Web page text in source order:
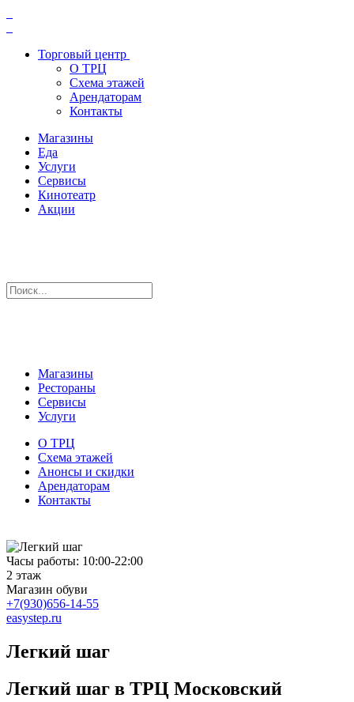
Торговый центр
О ТРЦ
Схема этажей
Арендаторам
Контакты
Магазины
Еда
Услуги
Сервисы
Кинотеатр
Акции
Магазины
Рестораны
Сервисы
Услуги
О ТРЦ
Схема этажей
Анонсы и скидки
Арендаторам
Контакты
Часы работы: 10:00-22:00
2 этаж
Магазин обуви
+7(930)656-14-55
easystep.ru
Легкий шаг
Легкий шаг в ТРЦ Московский